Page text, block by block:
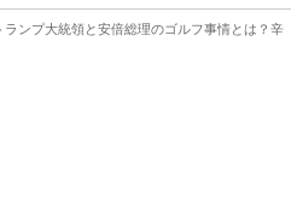
ンプ大統領と安倍総理のゴルフ事情とは？辛